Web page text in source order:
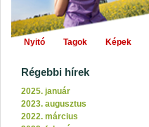
Nyitó Tagok Képek
Régebbi hírek
2025. január
2023. augusztus
2022. március